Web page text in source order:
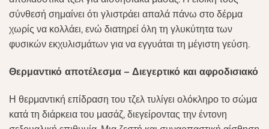
σύνθεσή σημαίνει ότι γλιστράει απαλά πάνω στο δέρμα
χωρίς να κολλάει, ενώ διατηρεί όλη τη γλυκύτητα των
φυσικών εκχυλισμάτων για να εγγυάται τη μέγιστη γεύση.
Θερμαντικό αποτέλεσμα – Διεγερτικό και αφροδισιακό
Η θερμαντική επίδραση του τζελ τυλίγει ολόκληρο το σώμα
κατά τη διάρκεια του μασάζ, διεγείροντας την έντονη